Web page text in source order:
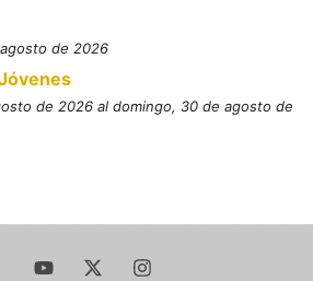
de 2026
de 2026 al domingo, 30 de agosto de